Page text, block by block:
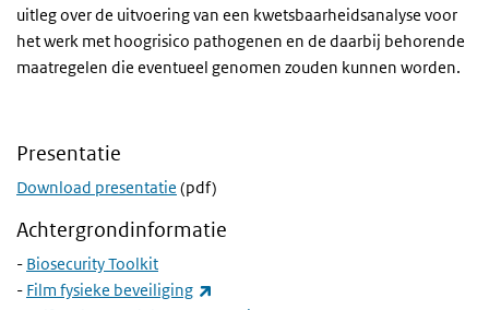
uitleg over de uitvoering van een kwetsbaarheidsanalyse voor
het werk met hoogrisico pathogenen en de daarbij behorende
maatregelen die eventueel genomen zouden kunnen worden.
Presentatie
Download presentatie (pdf)
Achtergrondinformatie
- Biosecurity Toolkit
- Film fysieke beveiliging